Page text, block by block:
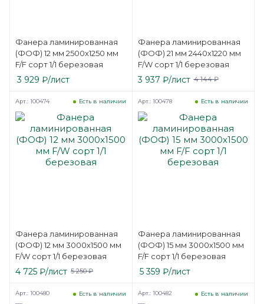
Фанера ламинированная
(ФОФ) 12 мм 2500х1250 мм
F/F сорт 1/1 березовая
3 929 ₽/лист
Фанера ламинированная
(ФОФ) 21 мм 2440х1220 мм
F/W сорт 1/1 березовая
3 937 ₽/лист 4 144₽
Фанера ламинированная
(ФОФ) 12 мм 3000х1500 мм
F/W сорт 1/1 березовая
Есть в наличии
Арт.: 100474
4 725 ₽/лист 5 250₽
Фанера ламинированная
(ФОФ) 15 мм 3000х1500 мм
F/F сорт 1/1 березовая
Есть в наличии
Арт.: 100478
5 359 ₽/лист
Есть в наличии
Арт.: 100480 Есть в наличии
Арт.: 100482